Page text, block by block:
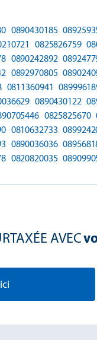
0890430185
0825826759
0890242892
0892970805
0811360941
0890430122
0825825670
0810632733
0890036036
0820820035
AVEC